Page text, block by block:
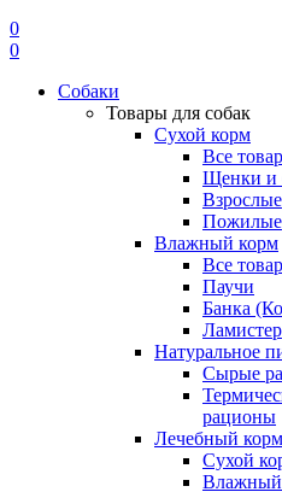
0
0
Собаки
Товары для собак
Сухой корм
Все
Щенки и
Взрослые
Пожилые
Влажный корм
Все
Паучи
Банка
Ламистер
Натуральное
Сырые
рационы
Лечебный корм
Сухой